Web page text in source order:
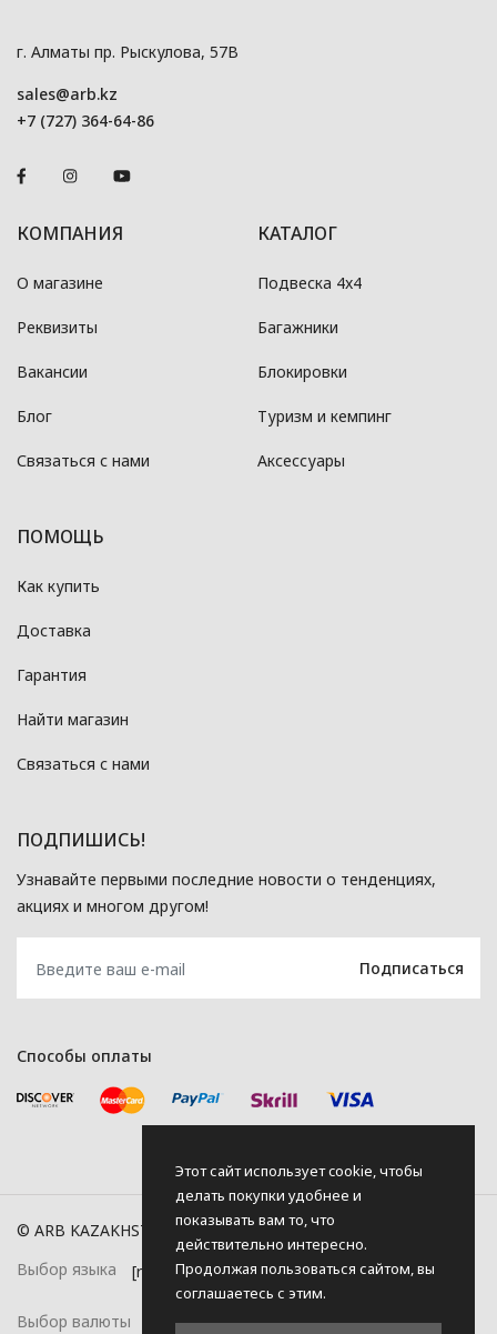
г. Алматы пр. Рыскулова, 57В
sales@arb.kz
+7 (727) 364-64-86
КОМПАНИЯ
О магазине
Реквизиты
Вакансии
Блог
Связаться с нами
КАТАЛОГ
Подвеска 4x4
Багажники
Блокировки
Туризм и кемпинг
Аксессуары
ПОМОЩЬ
Как купить
Доставка
Гарантия
Найти магазин
Связаться с нами
ПОДПИШИСЬ!
Узнавайте первыми последние новости о тенденциях,
акциях и многом другом!
Способы оплаты
© ARB KAZAKHSTAN, 2026
Выбор языка
Выбор валюты
Этот сайт использует cookie, чтобы
делать покупки удобнее и
показывать вам то, что
действительно интересно.
Продолжая пользоваться сайтом, вы
соглашаетесь с этим.